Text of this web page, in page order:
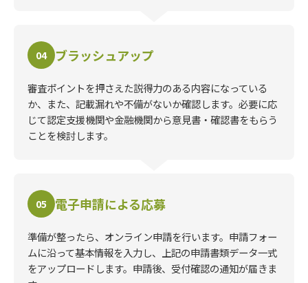
04 ブラッシュアップ
審査ポイントを押さえた説得力のある内容になっている
か、また、記載漏れや不備がないか確認します。必要に応
じて認定支援機関や金融機関から意見書・確認書をもらう
ことを検討します。
05 電子申請による応募
準備が整ったら、オンライン申請を行います。申請フォー
ムに沿って基本情報を入力し、上記の申請書類データ一式
をアップロードします。申請後、受付確認の通知が届きま